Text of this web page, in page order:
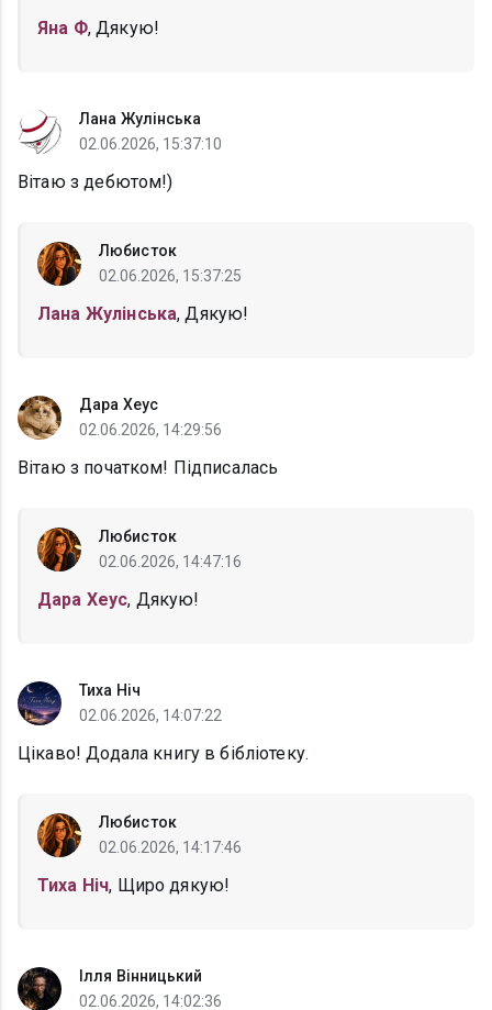
Яна Ф, Дякую!
Лана Жулінська
02.06.2026, 15:37:10
Вітаю з дебютом!)
Любисток
02.06.2026, 15:37:25
Лана Жулінська, Дякую!
Дара Хеус
02.06.2026, 14:29:56
Вітаю з початком! Підписалась
Любисток
02.06.2026, 14:47:16
Дара Хеус, Дякую!
Тиха Ніч
02.06.2026, 14:07:22
Цікаво! Додала книгу в бібліотеку.
Любисток
02.06.2026, 14:17:46
Тиха Ніч, Щиро дякую!
Ілля Вінницький
02.06.2026, 14:02:36